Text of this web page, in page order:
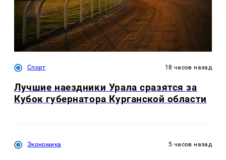
Спорт 18 часов назад
Лучшие наездники Урала сразятся за
Кубок губернатора Курганской области
Экономика 5 часов назад